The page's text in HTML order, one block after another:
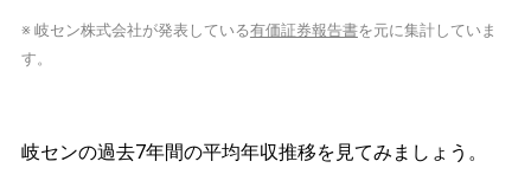
※ 岐セン株式会社が発表している有価証券報告書を元に集計していま
す。
岐センの過去7年間の平均年収推移を見てみましょう。